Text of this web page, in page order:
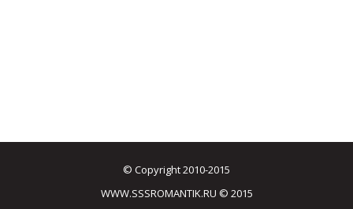
© Copyright 2010-2015
WWW.SSSROMANTIK.RU © 2015